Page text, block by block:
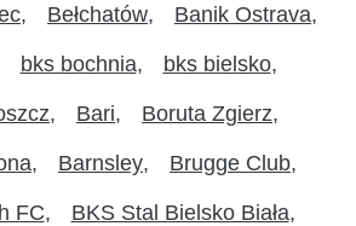
Bełchatów Banik Ostrava
bks bochnia bks bielsko
Bari Boruta Zgierz
Barnsley Brugge Club
FC BKS Stal Bielsko Biała